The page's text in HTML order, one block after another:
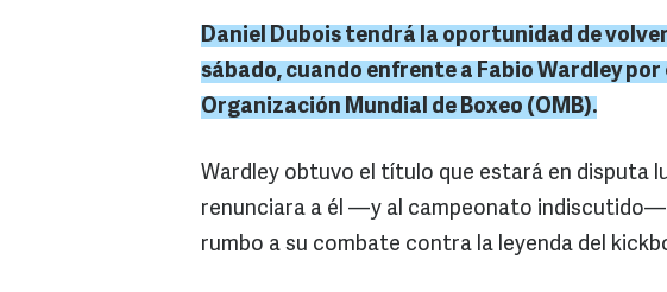
Daniel Dubois tendrá la oportunidad de
sábado, cuando enfrente a Fabio Wardley
Organización Mundial de Boxeo (OMB).
Wardley obtuvo el título que estará en disputa
renunciara a él —y al campeonato
rumbo a su combate contra la leyenda del